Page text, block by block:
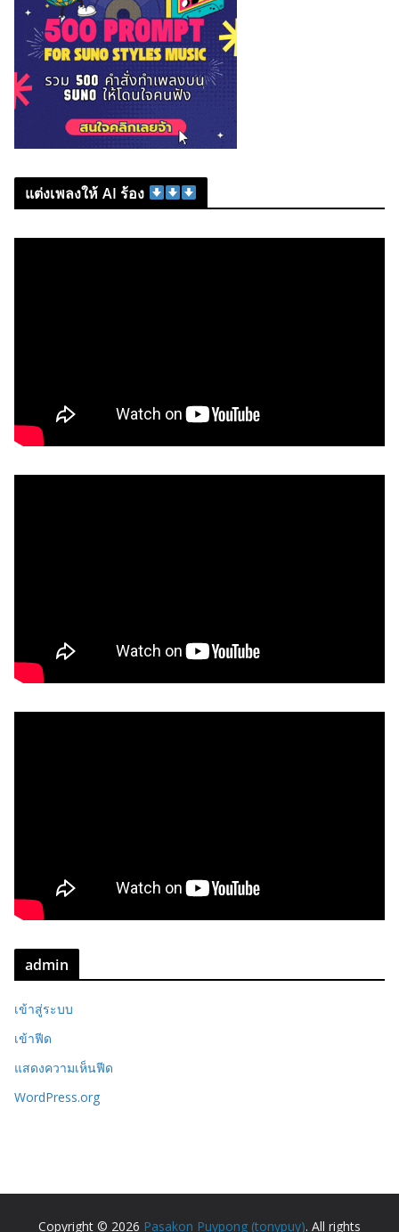
แต่งเพลงให้ AI ร้อง
admin
เข้าสู่ระบบ
เข้าฟีด
แสดงความเห็นฟีด
WordPress.org
Copyright © 2026 Pasakon Puypong (tonypuy). All rights